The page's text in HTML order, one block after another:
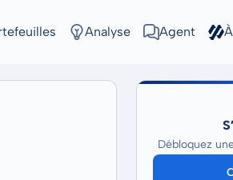
Analyse Agent
Débloquez